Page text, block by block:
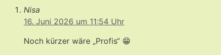
Nisa
16. Juni 2026 um 11:54 Uhr
Noch kürzer wäre „Profis“ 😁